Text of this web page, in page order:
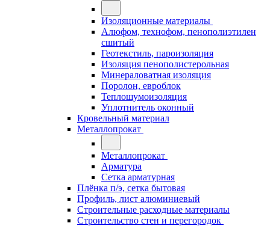
Изоляционные материалы
Алюфом, технофом, пенополиэтилен
сшитый
Геотекстиль, пароизоляция
Изоляция пенополистерольная
Минераловатная изоляция
Поролон, евроблок
Теплошумоизоляция
Уплотнитель оконный
Кровельный материал
Металлопрокат
Металлопрокат
Арматура
Сетка арматурная
Плёнка п/э, сетка бытовая
Профиль, лист алюминиевый
Строительные расходные материалы
Строительство стен и перегородок